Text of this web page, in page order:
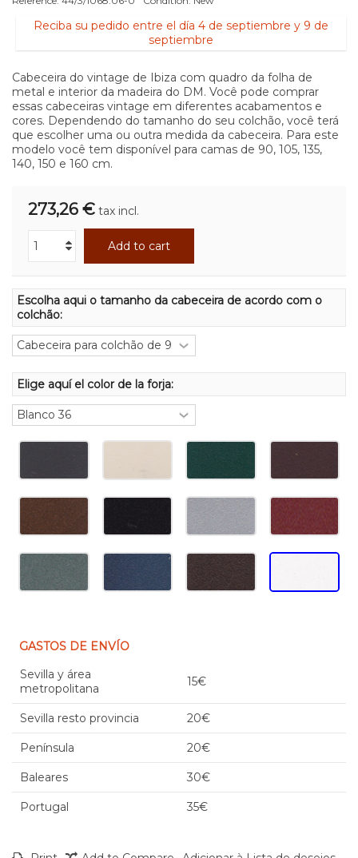
Reciba su pedido entre el día 4 de septiembre y 9 de
septiembre
Cabeceira do vintage de Ibiza com quadro da folha de
metal e interior da madeira do DM. Você pode comprar
essas cabeceiras vintage em diferentes acabamentos e
cores. Dependendo do tamanho do seu colchão, você terá
que escolher uma ou outra medida da cabeceira. Para este
modelo você tem disponível para camas de 90, 105, 135,
140, 150 e 160 cm.
273,26 € tax incl.
Add to cart
Escolha aqui o tamanho da cabeceira de acordo com o
colchão:
Elige aquí el color de la forja:
GASTOS DE ENVÍO
Sevilla y área
metropolitana
15€
Sevilla resto provincia 20€
Península 20€
Baleares 30€
Portugal 35€